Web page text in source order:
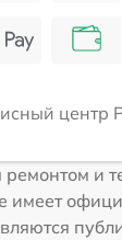
центр
и
имеет